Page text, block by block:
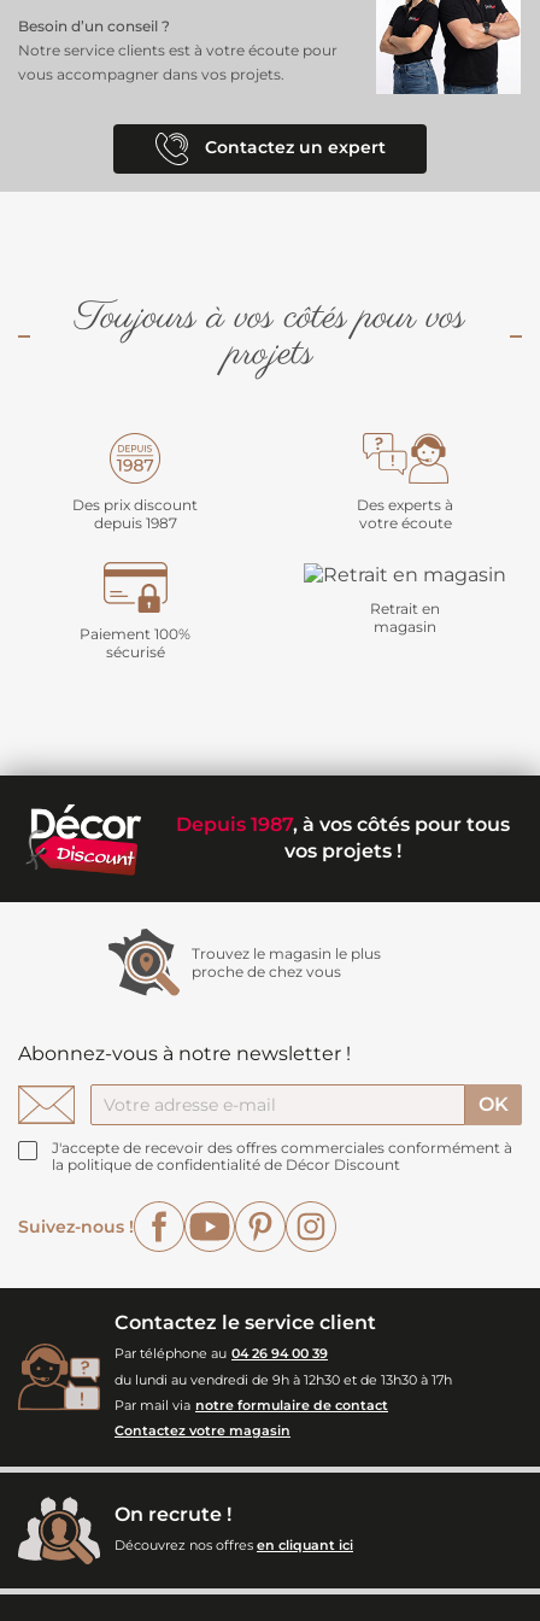
Besoin d’un conseil ?
Notre service clients est à votre écoute pour
vous accompagner dans vos projets.
Contactez un expert
Toujours à vos côtés pour vos
projets
Des prix discount
depuis 1987
Des experts à
votre écoute
Paiement 100%
sécurisé
Retrait en
magasin
Depuis 1987, à vos côtés pour tous
vos projets !
Trouvez le magasin le plus
proche de chez vous
Abonnez-vous à notre newsletter !
J'accepte de recevoir des offres commerciales conformément à
la politique de confidentialité de Décor Discount
Suivez-nous !
FacebookYouTubePinterest
Contactez le service client
Par téléphone au 04 26 94 00 39
du lundi au vendredi de 9h à 12h30 et de 13h30 à 17h
Par mail via notre formulaire de contact
Contactez votre magasin
On recrute !
Découvrez nos offres en cliquant ici